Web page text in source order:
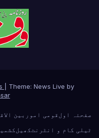
Theme: News Live by
صفحئہ اولقومی امور بین
ٹیلی کام و انٹرنٹکھیل